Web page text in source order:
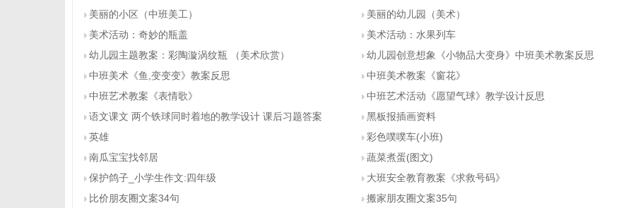
美丽的小区（中班美工）
美丽的幼儿园（美术）
美术活动：奇妙的瓶盖
美术活动：水果列车
幼儿园主题教案：彩陶漩涡纹瓶 （美术欣赏）
幼儿园创意想象《小物品大变身》中班美术教案反思
中班美术《鱼,变变变》教案反思
中班美术教案《窗花》
中班艺术教案《表情歌》
中班艺术活动《愿望气球》教学设计反思
语文课文 两个铁球同时着地的教学设计 课后习题答案
黑板报插画资料
英雄
彩色噗噗车(小班)
南瓜宝宝找邻居
蔬菜煮蛋(图文)
保护鸽子_小学生作文:四年级
大班安全教育教案《求救号码》
比价朋友圈文案34句
搬家朋友圈文案35句